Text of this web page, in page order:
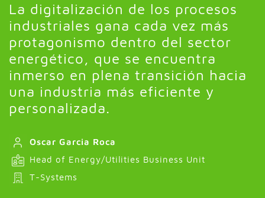
La digitalización de los procesos
industriales gana cada vez más
protagonismo dentro del sector
energético, que se encuentra
inmerso en plena transición hacia
una industria más eficiente y
personalizada.
Oscar Garcia Roca
Head of Energy/Utilities Business Unit
T-Systems